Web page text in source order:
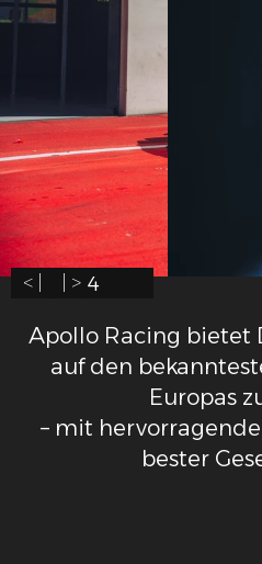
/ 4
< | | >
Apollo Racing bietet
auf den
Europas
– mit
bester